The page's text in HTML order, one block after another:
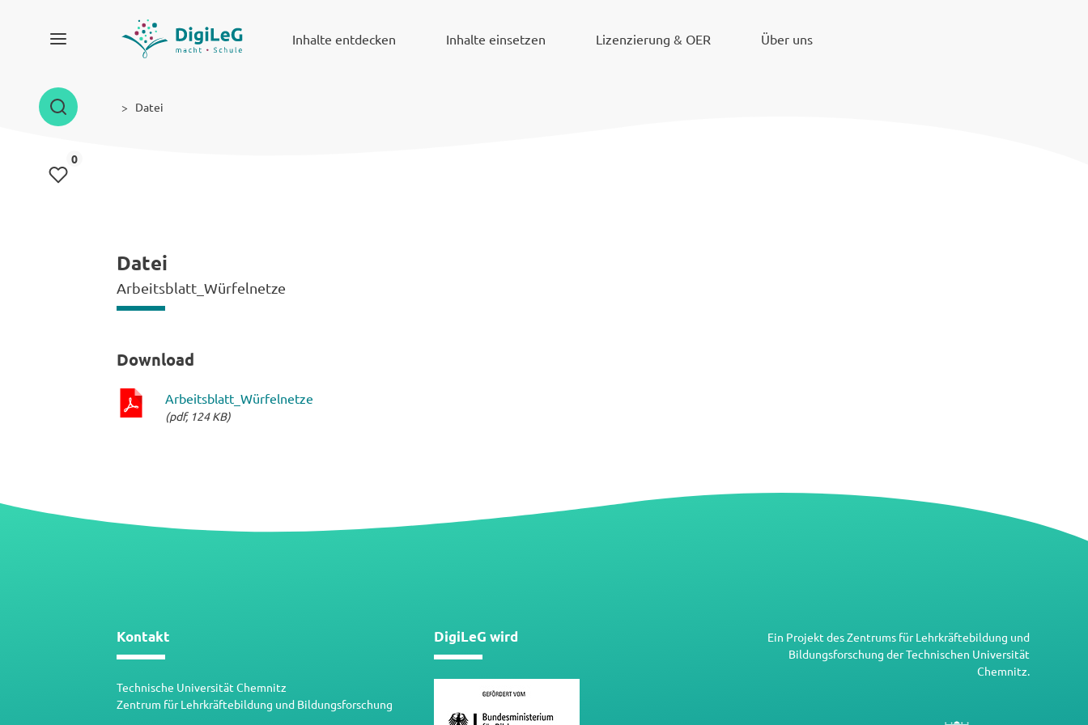
Inhalte entdecken Inhalte einsetzen Lizenzierung & OER Über uns
0Inhalte gemerkt
Datei
Datei
Arbeitsblatt_Würfelnetze
Download
Arbeitsblatt_Würfelnetze
(pdf, 124 KB)
Kontakt
Technische Universität Chemnitz
Zentrum für Lehrkräftebildung und Bildungsforschung
DigiLeG wird Ein Projekt desZentrums für Lehrkräftebildung und
Bildungsforschung derTechnischen Universität
Chemnitz.